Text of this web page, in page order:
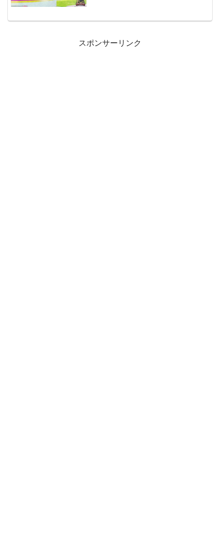
画だよね～と撮った後で思いました ブラ
スポンサーリンク